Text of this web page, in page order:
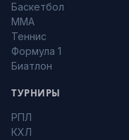
Баскетбол
MMA
Теннис
Формула 1
Биатлон
ТУРНИРЫ
РПЛ
КХЛ